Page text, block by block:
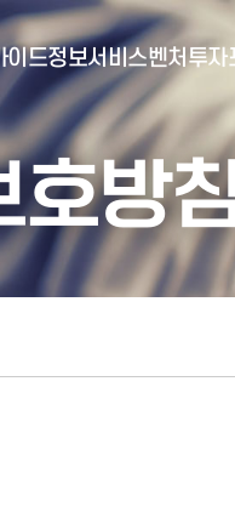
이드정보서비스
- 대시보드
- 투자실적
- 민간벤처통계
- 통계/연구 보고서
벤처투자
- 포털소개
- BI소개
호방